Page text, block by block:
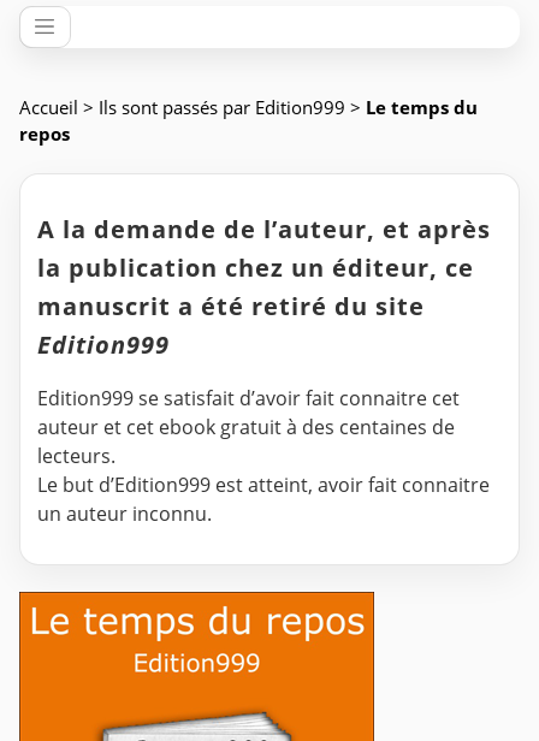
Accueil > Ils sont passés par Edition999 > Le temps du
repos
A la demande de l’auteur, et après
la publication chez un éditeur, ce
manuscrit a été retiré du site
Edition999
Edition999 se satisfait d’avoir fait connaitre cet
auteur et cet ebook gratuit à des centaines de
lecteurs.
Le but d’Edition999 est atteint, avoir fait connaitre
un auteur inconnu.